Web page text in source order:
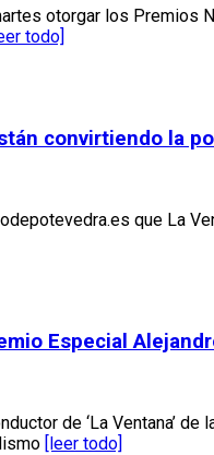
otorgar los Premios
todo]
convirtiendo la
que La
Especial
de ‘La Ventana’
[leer todo]